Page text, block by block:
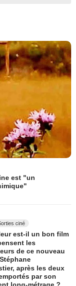
est "un
ciné
est-il un bon film
les
de ce nouveau
après les deux
par son